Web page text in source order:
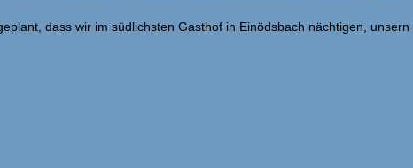
dass wir im südlichsten Gasthof in Einödsbach nächtigen,